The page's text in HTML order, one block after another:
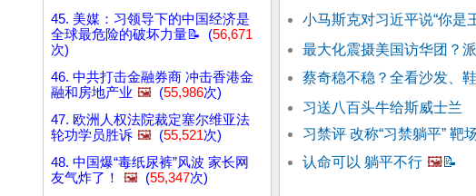
45. 美媒：习领导下的中国经济是
全球最危险的破坏力量📝 (56,671
次)
46. 中共打击金融券商 冲击香港金
融和房地产业 🖼️ (55,986次)
47. 欧洲人权法院裁定塞尔维亚法
轮功学员胜诉 🖼️ (55,521次)
48. 中国爆“毒纸尿裤”风波 家长网
友气炸了！
🖼️ (55,347次)
小马斯克对习近平说“你是
最大化震摄美国访华团？
蔡奇稳不稳？全看沙发、鞋
习送八百头牛给斯威士兰
习禁评 改称“习禁躺平” 靶
认命可以 躺平不行 🖼️📝